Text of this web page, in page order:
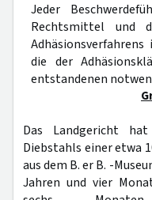
Jeder
Rechtsmittel und
die der
entstandenen
Das Landgericht
Diebstahls einer etwa
aus dem B. er B. -
Jahren und vier